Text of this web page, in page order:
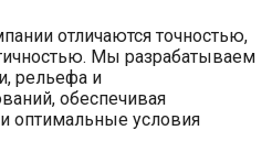
отличаются точностью,
Мы разрабатываем
рельефа и
обеспечивая
оптимальные условия